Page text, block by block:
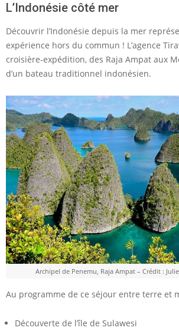
L’Indonésie côté mer
Découvrir l’Indonésie depuis la mer
expérience hors du commun ! L’agence
croisière-expédition, des Raja Ampat aux
d’un bateau traditionnel indonésien.
Archipel de Penemu, Raja Ampat – Crédit :
Au programme de ce séjour entre terre et
Découverte de l’île de Sulawesi